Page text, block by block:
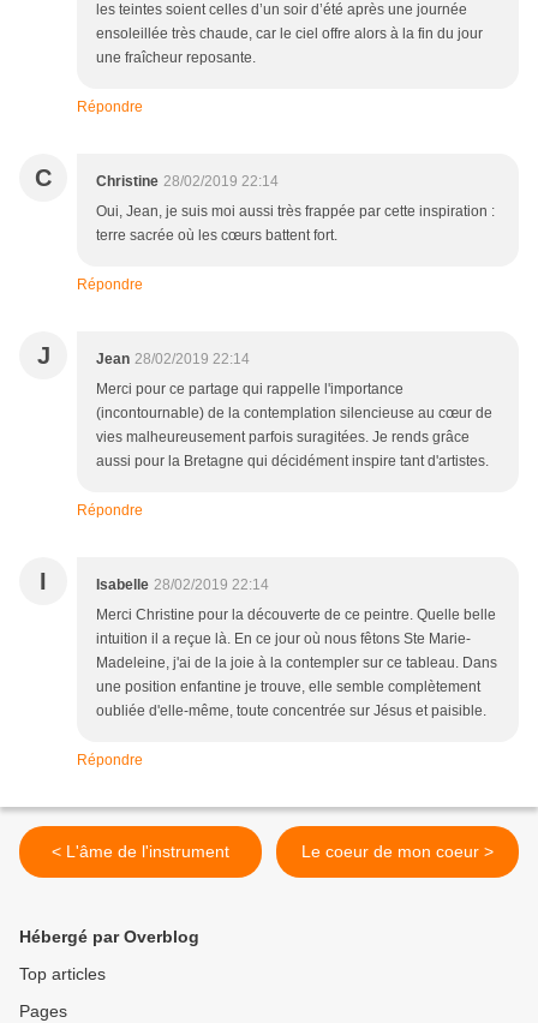
les teintes soient celles d’un soir d’été après une journée
ensoleillée très chaude, car le ciel offre alors à la fin du jour
une fraîcheur reposante.
Répondre
C Christine 28/02/2019 22:14
Oui, Jean, je suis moi aussi très frappée par cette inspiration :
terre sacrée où les cœurs battent fort.
Répondre
J Jean 28/02/2019 22:14
Merci pour ce partage qui rappelle l'importance
(incontournable) de la contemplation silencieuse au cœur de
vies malheureusement parfois suragitées. Je rends grâce
aussi pour la Bretagne qui décidément inspire tant d'artistes.
Répondre
I Isabelle 28/02/2019 22:14
Merci Christine pour la découverte de ce peintre. Quelle belle
intuition il a reçue là. En ce jour où nous fêtons Ste Marie-
Madeleine, j'ai de la joie à la contempler sur ce tableau. Dans
une position enfantine je trouve, elle semble complètement
oubliée d'elle-même, toute concentrée sur Jésus et paisible.
Répondre
< L'âme de l'instrument Le coeur de mon coeur >
Hébergé par Overblog
Top articles
Pages